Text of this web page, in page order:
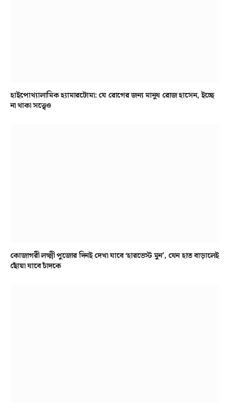
হাইপোথ্যালামিক হ্যামারটোমা: যে রোগের জন্য মানুষ রোজ হাসেন, ইচ্ছে
না থাকা সত্ত্বেও
কোজাগরী লক্ষ্মী পুজোর দিনই দেখা যাবে ‘হারভেস্ট মুন’, যেন হাত বাড়ালেই
ছোঁয়া যাবে চাঁদকে